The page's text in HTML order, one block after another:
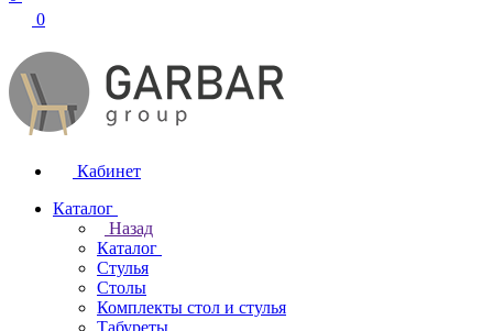
0
Кабинет
Каталог
Назад
Каталог
Стулья
Столы
Комплекты стол и стулья
Табуреты